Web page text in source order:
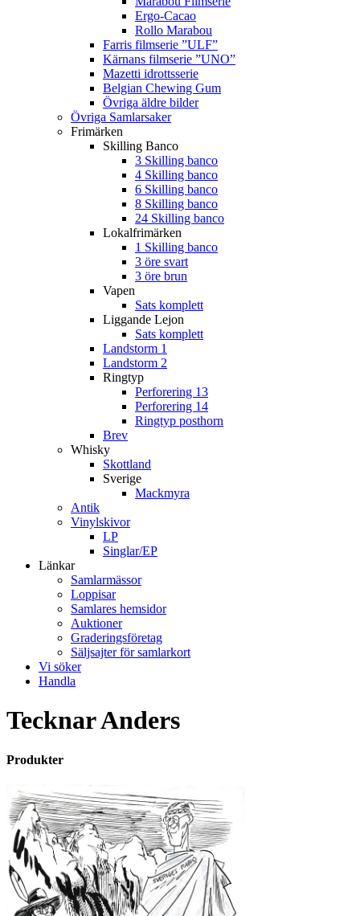
Ergo-Cacao
Rollo Marabou
Farris filmserie ”ULF”
Kärnans filmserie ”UNO”
Mazetti idrottsserie
Belgian Chewing Gum
Övriga äldre bilder
Övriga Samlarsaker
Frimärken
Skilling Banco
3 Skilling banco
4 Skilling banco
6 Skilling banco
8 Skilling banco
24 Skilling banco
Lokalfrimärken
1 Skilling banco
3 öre svart
3 öre brun
Vapen
Sats komplett
Liggande Lejon
Sats komplett
Landstorm 1
Landstorm 2
Ringtyp
Perforering 13
Perforering 14
Ringtyp posthorn
Brev
Whisky
Skottland
Sverige
Mackmyra
Antik
Vinylskivor
LP
Singlar/EP
Länkar
Samlarmässor
Loppisar
Samlares hemsidor
Auktioner
Graderingsföretag
Säljsajter för samlarkort
Vi söker
Handla
Tecknar Anders
Produkter